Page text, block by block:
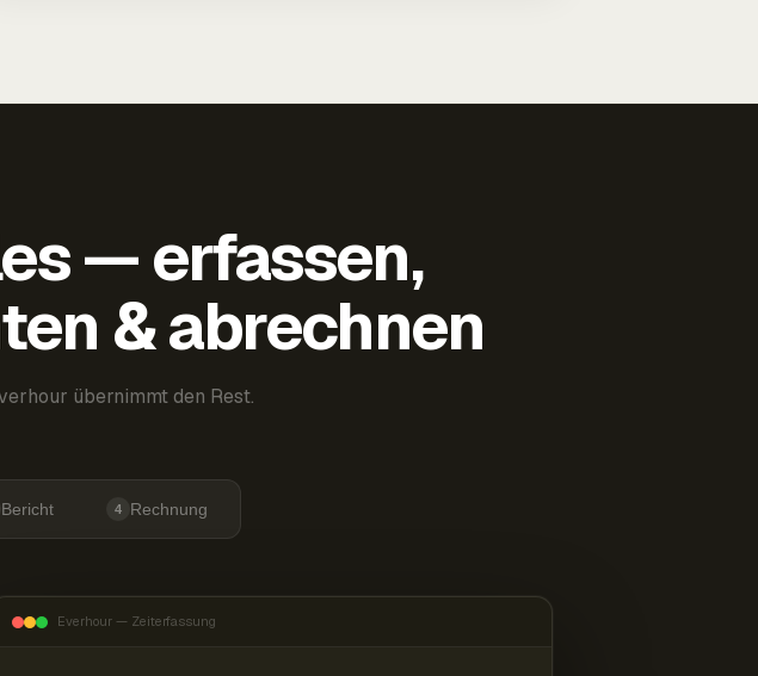
— erfassen,
& abrechnen
übernimmt den Rest.
Bericht 4 Rechnung
Everhour — Zeiterfassung